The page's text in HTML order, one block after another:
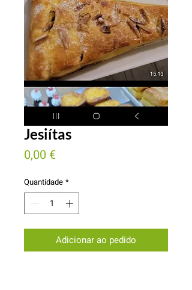
Jesiítas
0,00 €Preço
Quantidade *
Adicionar ao pedido